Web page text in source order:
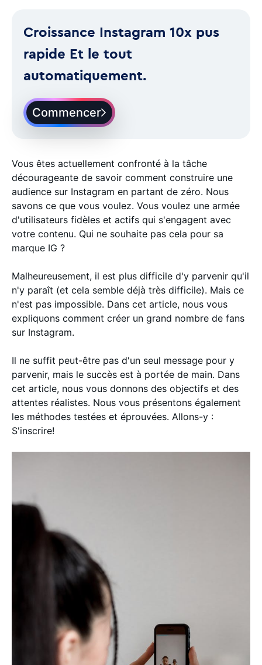
Croissance Instagram 10x pus
rapide Et le tout
automatiquement.
Commencer
Vous êtes actuellement confronté à la tâche
décourageante de savoir comment construire une
audience sur Instagram en partant de zéro. Nous
savons ce que vous voulez. Vous voulez une armée
d'utilisateurs fidèles et actifs qui s'engagent avec
votre contenu. Qui ne souhaite pas cela pour sa
marque IG ?
Malheureusement, il est plus difficile d'y parvenir qu'il
n'y paraît (et cela semble déjà très difficile). Mais ce
n'est pas impossible. Dans cet article, nous vous
expliquons comment créer un grand nombre de fans
sur Instagram.
Il ne suffit peut-être pas d'un seul message pour y
parvenir, mais le succès est à portée de main. Dans
cet article, nous vous donnons des objectifs et des
attentes réalistes. Nous vous présentons également
les méthodes testées et éprouvées. Allons-y :
S'inscrire!